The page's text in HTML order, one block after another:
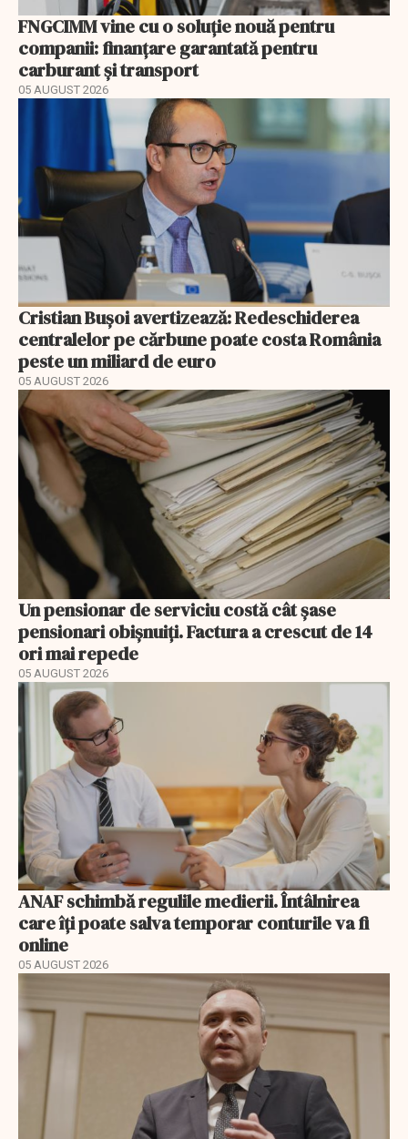
FNGCIMM vine cu o soluție nouă pentru
companii: finanțare garantată pentru
carburant și transport
05 AUGUST 2026
Cristian Bușoi avertizează: Redeschiderea
centralelor pe cărbune poate costa România
peste un miliard de euro
05 AUGUST 2026
Un pensionar de serviciu costă cât șase
pensionari obișnuiți. Factura a crescut de 14
ori mai repede
05 AUGUST 2026
ANAF schimbă regulile medierii. Întâlnirea
care îți poate salva temporar conturile va fi
online
05 AUGUST 2026